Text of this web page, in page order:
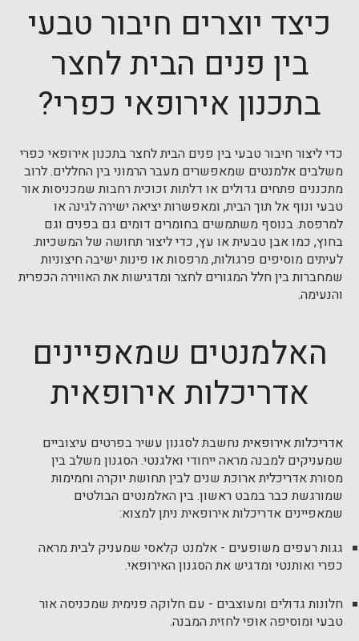
כיצד יוצרים חיבור טבעי
בין פנים הבית לחצר
בתכנון אירופאי כפרי?
כדי ליצור חיבור טבעי בין פנים הבית לחצר בתכנון אירופאי כפרי
משלבים אלמנטים שמאפשרים מעבר הרמוני בין החללים. לרוב
מתכננים פתחים גדולים או דלתות זכוכית רחבות שמכניסות אור
טבעי ונוף אל תוך הבית, ומאפשרות יציאה ישירה לגינה או
למרפסת. בנוסף משתמשים בחומרים דומים גם בפנים וגם
בחוץ, כמו אבן טבעית או עץ, כדי ליצור תחושה של המשכיות.
לעיתים מוסיפים פרגולות, מרפסות או פינות ישיבה חיצוניות
שמחברות בין חלל המגורים לחצר ומדגישות את האווירה הכפרית
והנעימה.
האלמנטים שמאפיינים
אדריכלות אירופאית
אדריכלות אירופאיתנחשבת לסגנון עשיר בפרטים עיצוביים
שמעניקים למבנה מראה ייחודי ואלגנטי. הסגנון משלב בין
מסורת אדריכלית ארוכת שנים לבין תחושת יוקרה וחמימות
שמורגשת כבר במבט ראשון. בין האלמנטים הבולטים
שמאפיינים אדריכלות אירופאית ניתן למצוא:
גגות רעפים משופעים - אלמנט קלאסי שמעניק לבית מראה
כפרי ואותנטי ומדגיש את הסגנון האירופאי.
חלונות גדולים ומעוצבים - עם חלוקה פנימית שמכניסה אור
טבעי ומוסיפה אופי לחזית המבנה.